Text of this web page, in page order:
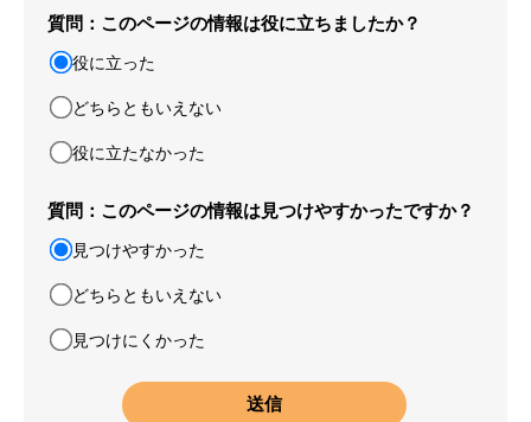
質問：このページの情報は役に立ちましたか？
役に立った
どちらともいえない
役に立たなかった
質問：このページの情報は見つけやすかったですか？
見つけやすかった
どちらともいえない
見つけにくかった